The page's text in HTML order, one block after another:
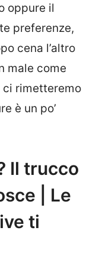
oppure il
preferenze,
cena l’altro
male come
ci rimetteremo
è un po’
Il trucco
| Le
ti